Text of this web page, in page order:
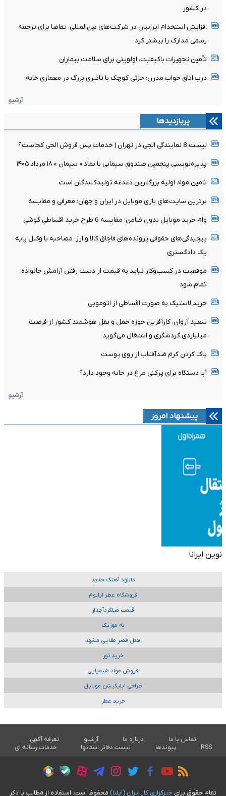
در کشور
افزایش استخدام ایرانیان در شرکت‌های بین‌المللی، تقاضا برای ترجمه
رسمی مدارک را بیشتر کرد
تأمین تجهیزات باکیفیت، اولویتی برای سلامت بیماران
درب اتاق خواب مدرن؛ جزئی کوچک با تاثیری بزرگ در معماری خانه
آرشیو
پربازدیدها
لیست 8 نمایندگی الجی در تهران | خدمات پس فروش الجی کجاست؟
پذیره‌نویسی پنجمین صندوق سیمانی با نماد « سیمان » ۱۸ مرداد ۱۴۰۵
تامین مواد اولیه بزرگترین دغدغه تولیدکنندگان است
برترین سایت‌های بازی موبایل در ایران و جهان؛ معرفی و مقایسه
وام خرید موبایل بدون ضامن؛ مقایسه 6 طرح خرید اقساطی گوشی
پیچیدگی‌های حقوقی پرونده‌های قاچاق کالا و ارز؛ مصاحبه با وکیل پایه
یک دادگستری
موفقیت در کسب‌وکار نباید به قیمت از دست رفتن آرامش خانواده
تمام شود
خرید لاستیک به صورت اقساطی از اتوموبی
سعید آروان، کارآفرین حوزه حمل و نقل هوشمند کشور از فرصت
میلیاردی گردشگری و اشتغال می‌گوید
پاک کردن کرم ضدآفتاب از روی پوست
آیا دستگاه برای پرکنی مرغ در خانه وجود دارد؟
آرشیو
پیشنهاد امروز
نوین ایرانا
دانلود آهنگ جدید
فروشگاه عطر لیلیوم
قیمت میلگردآجدار
به موزیک
هتل قصر طلایی مشهد
خرید تور
فروش مواد شیمیایی
طراحی اپلیکیشن موبایل
خرید عطر
تماس با ما درباره ما آرشیو
تعرفه آگهی
RSS
پیوندها لیست دفاتر استانها خدمات رسانه ای
تمام حقوق برای خبرگزاری کار ايران (ايلنا) محفوظ است. استفاده از مطالب با ذکر